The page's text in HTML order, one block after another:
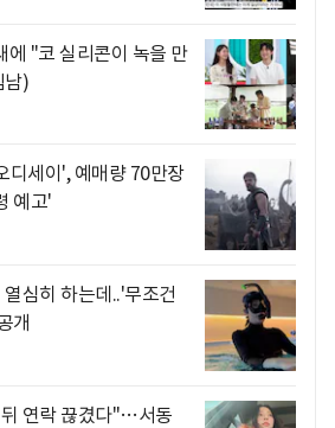
에 "코 실리콘이 녹을 만
남)
디세이', 예매량 70만장
예고'
심히 하는데..'무조건
개
연락 끊겼다"…서동